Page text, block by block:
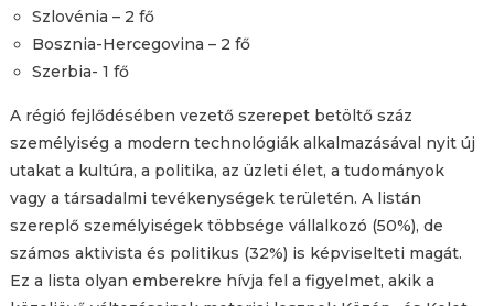
Szlovénia – 2 fő
Bosznia-Hercegovina – 2 fő
Szerbia- 1 fő
A régió fejlődésében vezető szerepet betöltő száz
személyiség a modern technológiák alkalmazásával nyit új
utakat a kultúra, a politika, az üzleti élet, a tudományok
vagy a társadalmi tevékenységek területén. A listán
szereplő személyiségek többsége vállalkozó (50%), de
számos aktivista és politikus (32%) is képviselteti magát.
Ez a lista olyan emberekre hívja fel a figyelmet, akik a